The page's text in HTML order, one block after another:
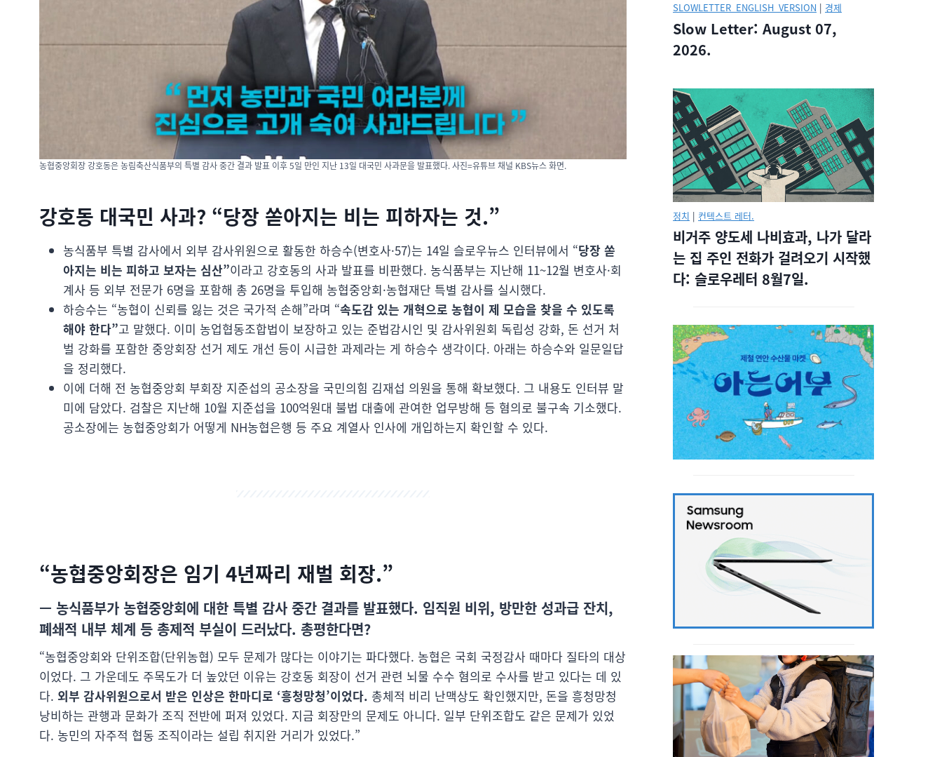
농협중앙회장 강호동은 농림축산식품부의 특별 감사 중간 결과 발표 이후 5일 만인 지난 13일 대국민 사과문을 발표했다. 사진=유튜브 채널 KBS뉴스 화면.
강호동 대국민 사과? “당장 쏟아지는 비는 피하자는 것.”
농식품부 특별 감사에서 외부 감사위원으로 활동한 하승수(변호사·57)는 14일 슬로우뉴스 인터뷰에서 “당장 쏟
아지는 비는 피하고 보자는 심산”이라고 강호동의 사과 발표를 비판했다. 농식품부는 지난해 11~12월 변호사·회
계사 등 외부 전문가 6명을 포함해 총 26명을 투입해 농협중앙회·농협재단 특별 감사를 실시했다.
하승수는 “농협이 신뢰를 잃는 것은 국가적 손해”라며 “속도감 있는 개혁으로 농협이 제 모습을 찾을 수 있도록
해야 한다”고 말했다. 이미 농업협동조합법이 보장하고 있는 준법감시인 및 감사위원회 독립성 강화, 돈 선거 처
벌 강화를 포함한 중앙회장 선거 제도 개선 등이 시급한 과제라는 게 하승수 생각이다. 아래는 하승수와 일문일답
을 정리했다.
이에 더해 전 농협중앙회 부회장 지준섭의 공소장을 국민의힘 김재섭 의원을 통해 확보했다. 그 내용도 인터뷰 말
미에 담았다. 검찰은 지난해 10월 지준섭을 100억원대 불법 대출에 관여한 업무방해 등 혐의로 불구속 기소했다.
공소장에는 농협중앙회가 어떻게 NH농협은행 등 주요 계열사 인사에 개입하는지 확인할 수 있다.
“농협중앙회장은 임기 4년짜리 재벌 회장.”
— 농식품부가 농협중앙회에 대한 특별 감사 중간 결과를 발표했다. 임직원 비위, 방만한 성과급 잔치,
폐쇄적 내부 체계 등 총제적 부실이 드러났다. 총평한다면?
“농협중앙회와 단위조합(단위농협) 모두 문제가 많다는 이야기는 파다했다. 농협은 국회 국정감사 때마다 질타의 대상
이었다. 그 가운데도 주목도가 더 높았던 이유는 강호동 회장이 선거 관련 뇌물 수수 혐의로 수사를 받고 있다는 데 있
다. 외부 감사위원으로서 받은 인상은 한마디로 ‘흥청망청’이었다. 총체적 비리 난맥상도 확인했지만, 돈을 흥청망청
낭비하는 관행과 문화가 조직 전반에 퍼져 있었다. 지금 회장만의 문제도 아니다. 일부 단위조합도 같은 문제가 있었
다. 농민의 자주적 협동 조직이라는 설립 취지완 거리가 있었다.”
SLOWLETTER_ENGLISH_VERSION | 경제
Slow Letter: August 07,
2026.
정치 | 컨텍스트 레터.
비거주 양도세 나비효과, 나가 달라
는 집 주인 전화가 걸려오기 시작했
다: 슬로우레터 8월7일.